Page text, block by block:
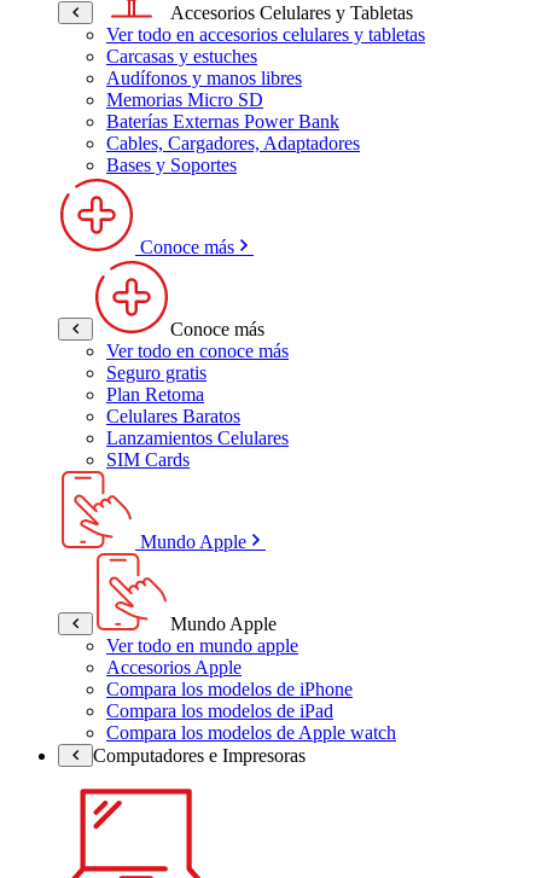
Accesorios Celulares y Tabletas
Ver todo en accesorios celulares y tabletas
Carcasas y estuches
Audífonos y manos libres
Memorias Micro SD
Baterías Externas Power Bank
Cables, Cargadores, Adaptadores
Bases y Soportes
Conoce más
Conoce más
Ver todo en conoce más
Seguro gratis
Plan Retoma
Celulares Baratos
Lanzamientos Celulares
SIM Cards
Mundo Apple
Mundo Apple
Ver todo en mundo apple
Accesorios Apple
Compara los modelos de iPhone
Compara los modelos de iPad
Compara los modelos de Apple watch
Computadores e Impresoras